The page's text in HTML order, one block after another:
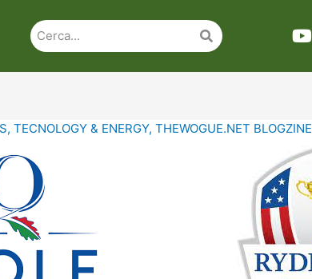
, TECNOLOGY & ENERGY, THEWOGUE.NET BLOGZINE